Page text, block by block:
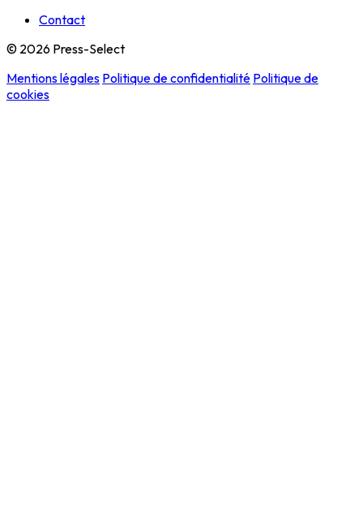
Contact
© 2026 Press-Select
Mentions légales Politique de confidentialité Politique de
cookies